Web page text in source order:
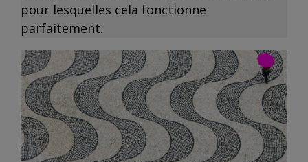
pour lesquelles cela fonctionne
parfaitement.